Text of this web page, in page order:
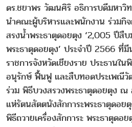
ดร.ชยาพร วัฒนศิริ อธิการบดีมหาวิ
นำคณะผู้บริหารและพนักงาน ร่วมกิ
สรงน้ำพระธาตุดอยตุง ‘2,005 ปีสืบ
พระธาตุดอยตุง’ ประจำปี 2566 ที่
ราชการจังหวัดเชียงราย ประธานใน
อนุรักษ์ ฟื้นฟู และสืบทอดประเพณีวั
ร่วม พิธีบวงสรวงพระธาตุดอยตุง
แห่รัตนสัตตนังสักการะพระธาตุดอย
พิธีถวายเครื่องสักการะ พระธาตุดอ